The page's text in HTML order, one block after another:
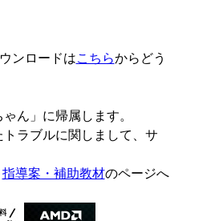
ンロードはこちらからどう
ん」に帰属します。
ラブルに関しまして、サ
指導案・補助教材のページへ